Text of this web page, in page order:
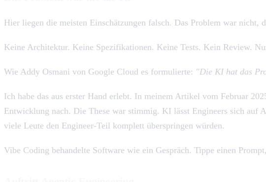
Hier liegen die meisten Einschätzungen falsch. Das Problem war nicht,
Keine Architektur. Keine Spezifikationen. Keine Tests. Kein Review.
Wie Addy Osmani von Google Cloud es formulierte: "Die KI hat das
Ich habe das aus erster Hand erlebt. In meinem Artikel vom Februar
Entwicklung nach. Die These war stimmig. KI lässt Engineers sich auf
viele Leute den Engineer-Teil komplett überspringen würden.
Vibe Coding behandelte Software wie ein Gespräch. Tippe einen